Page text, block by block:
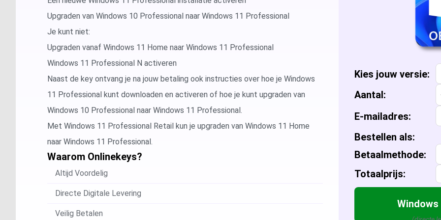
Microsoft Access Microsoft
Microsoft
Microsoft
Microsoft
Microsoft
Microsoft Windows Server Windows
Windows
Windows
Windows
Windows
Microsoft SQL Server Microsoft
Microsoft
Microsoft
Kies jouw versie:
Aantal:
E-mailadres:
Bestellen als:
Betaalmethode:
Totaalprijs:
Upgraden van Windows 10 Professional naar Windows 11 Professional
Je kunt niet:
Upgraden vanaf Windows 11 Home naar Windows 11 Professional
Windows 11 Professional N activeren
Naast de key ontvang je na jouw betaling ook instructies over hoe je Windows
11 Professional kunt downloaden en activeren of hoe je kunt upgraden van
Windows 10 Professional naar Windows 11 Professional.
Met Windows 11 Professional Retail kun je upgraden van Windows 11 Home
naar Windows 11 Professional.
Waarom Onlinekeys?
Altijd Voordelig
Directe Digitale Levering
Veilig Betalen